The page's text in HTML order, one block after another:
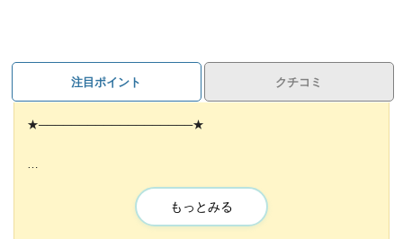
注目ポイント クチコミ
★───────────────────★
楽しくアットホームな環境で働きたい方
安定した収入で働きたい方大集合！
もっとみる